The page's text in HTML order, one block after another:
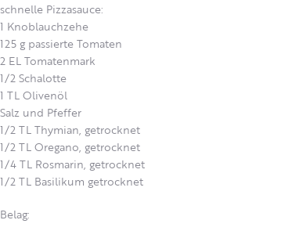
schnelle Pizzasauce:
1 Knoblauchzehe
125 g passierte Tomaten
2 EL Tomatenmark
1/2 Schalotte
1 TL Olivenöl
Salz und Pfeffer
1/2 TL Thymian, getrocknet
1/2 TL Oregano, getrocknet
1/4 TL Rosmarin, getrocknet
1/2 TL Basilikum getrocknet
Belag: